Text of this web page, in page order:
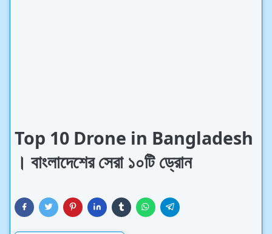
Top 10 Drone in Bangladesh
। বাংলাদেশের সেরা ১০টি ড্রোন